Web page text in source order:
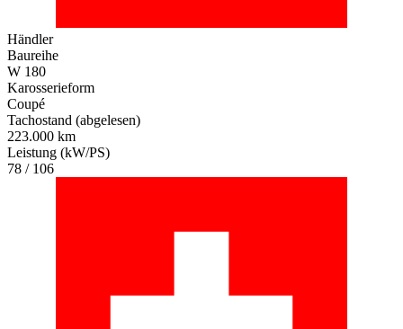
Händler
Baureihe
W 180
Karosserieform
Coupé
Tachostand (abgelesen)
223.000 km
Leistung (kW/PS)
78 / 106